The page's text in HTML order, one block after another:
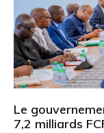
Le
7,2 milliards